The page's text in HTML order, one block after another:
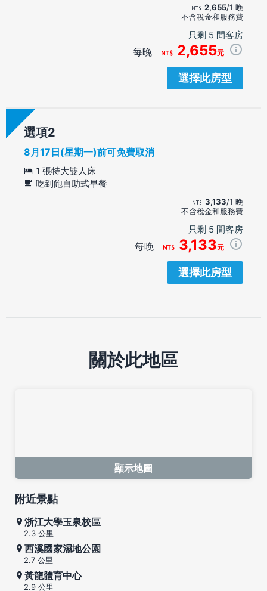
2,655/1 晚
不含稅金和服務費
只剩 5 間客房
每晚 2,655元
選擇此房型
選項
8月17日(星期一)前可免費取消
1 張特大雙人床
吃到飽自助式早餐
3,133/1 晚
不含稅金和服務費
只剩 5 間客房
每晚 3,133元
選擇此房型
關於此地區
顯示地圖
附近景點
浙江大學玉泉校區
2.3 公里
西溪國家濕地公園
2.7 公里
黃龍體育中心
2.9 公里